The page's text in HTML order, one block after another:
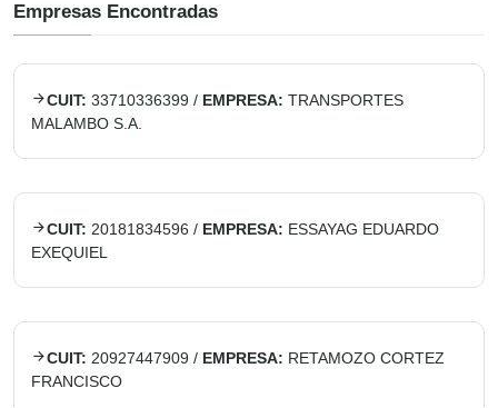
Empresas Encontradas
CUIT: 33710336399 / EMPRESA: TRANSPORTES
MALAMBO S.A.
CUIT: 20181834596 / EMPRESA: ESSAYAG EDUARDO
EXEQUIEL
CUIT: 20927447909 / EMPRESA: RETAMOZO CORTEZ
FRANCISCO